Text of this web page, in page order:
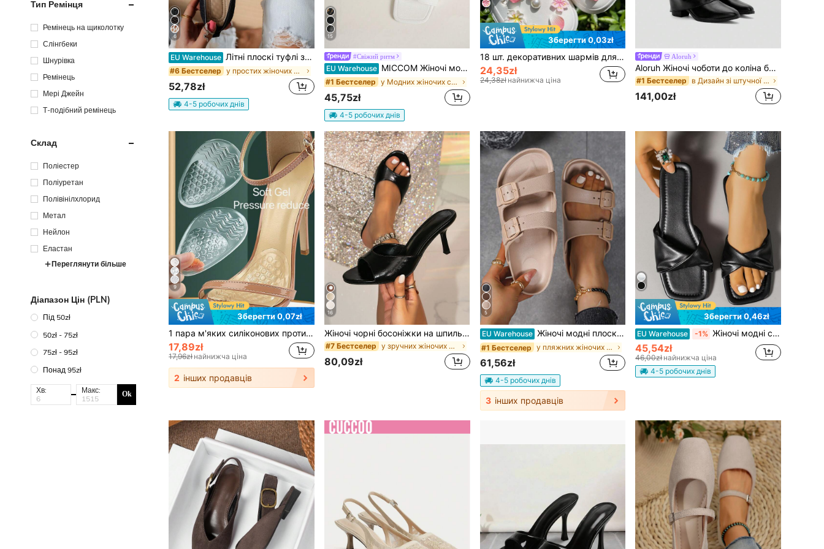
Тип Ремінця
Ремінець на щиколотку
Слінгбеки
Шнурівка
Ремінець
Мері Джейн
Т-подібний ремінець
Склад
Поліестер
Поліуретан
Полівінілхлорид
Метал
Нейлон
Еластан
Переглянути більше
Діапазон Цін (PLN)
Під 50zł
50zł - 75zł
75zł - 95zł
Понад 95zł
Хв: Макс: Ok
6
EU Warehouse Літні плоскі туфлі з мережива та сітки з ажурними вирізами, жіночі дихаючі балетки з еластичною стрічкою, повсякденні комфортні лофери без шнурівки для щоденних поїздок, універсальні
#6 Бестселер у простих жіночих туфлях на низькому ходу
52,78zł
4-5 робочих днів
15
#Свіжий ритм
EU Warehouse MICCOM Жіночі модні плоскі сандалі з квадратним відкритим носком, чорні, нові універсальні жіночі пантофлі на весну/літо для щоденного носіння
#1 Бестселер у Модних жіночих сліпочках
45,75zł
4-5 робочих днів
5
Зберегти 0,03zł
18 шт. декоративних шармів для взуття DIY у вигляді рожевих/білих квітів із рожевими пелюстками та білими перлинами ABS, багатофункціональні аксесуари для жіночих сандалів, капців, садового та пляжного взуття, святковий подарунок
24,35zł
24,38zł найнижча ціна
Aloruh
Aloruh Жіночі чоботи до коліна без застібки з веганської шкіри на осінь/зиму, на товстих підборах, мінімалістичні та універсальні, у стилі Quiet Luxury
#1 Бестселер в Дизайн зі штучної шкіри Взуття
141,00zł
9
Зберегти 0,07zł
1 пара м'яких силіконових протиковзких накладок на передню частину стопи, зручні амортизуючий накладка для запобігання болю та стиранню в стопах, підходить для високих підборів, балетків, сандалій, весна/літо
17,89zł
17,96złнайнижча ціна
2 інших продавців
16
Жіночі чорні босоніжки на шпильці з гострим носком, без п'яти, люксові модні сандалі з відкритим носком, комфортні мюлі з ланцюжком на щиколотці, плоскі, із секси PU-шкіри, для вечірок, вечора, побачень, зручні для поїздок на роботу та офісу, весна/літо/осінь
#7 Бестселер у зручних жіночих сандалях
80,09zł
5
EU Warehouse Жіночі модні плоскі сандалі з регульованою подвійною пряжкою, легкі EVA сандалі без застібки, нековзкі, зносостійкі, м'які, комфортні, з амортизацією, для пляжу та відпочинку на відкритому повітрі
#1 Бестселер у пляжних жіночих капцях
61,56zł
4-5 робочих днів
3 інших продавців
Зберегти 0,46zł
EU Warehouse -1% Жіночі модні складні плоскі плісовані сліпони на всі сезони, літні нові плоскі капці для носіння на вулиці, білі з жовтою підошвою, квадратний носок
45,54zł
46,00złнайнижча ціна
4-5 робочих днів